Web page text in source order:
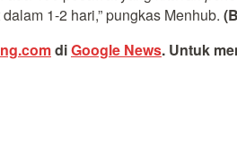
1-2 hari,” pungkas Menhub.
diGoogle News. Untuk